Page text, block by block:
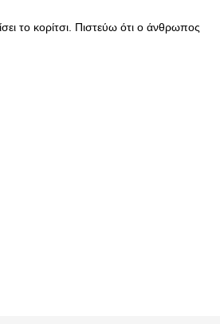
το κορίτσι. Πιστεύω ότι ο άνθρωπος